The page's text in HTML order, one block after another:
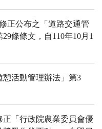
正公布之「道路交通管
條條文，自110年10月1
活動管理辦法」第3
「行政院農業委員會優